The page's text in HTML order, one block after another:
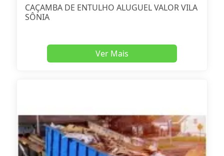
CAÇAMBA DE ENTULHO ALUGUEL VALOR VILA
SÔNIA
Ver Mais